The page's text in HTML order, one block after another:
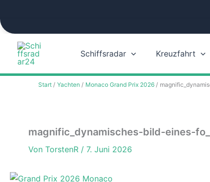
Zum
springen
Schiffsradar Kreuzfahrt
Start Yachten Monaco Grand Prix 2026
magnific_dynamisches-bild-eines-
Von TorstenR / 7. Juni 2026